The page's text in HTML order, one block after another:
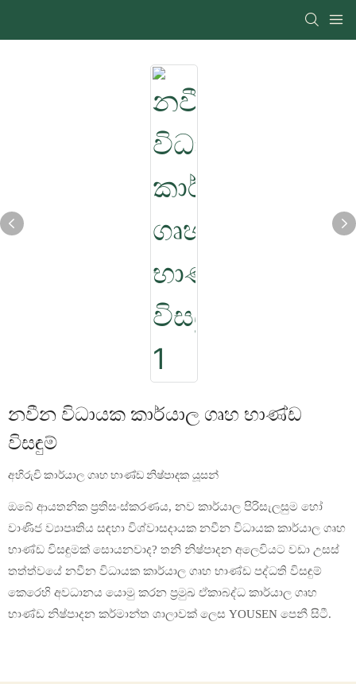
නවීන විධායක කාර්යාල ගෘහ භාණ්ඩ
විසඳුම්
අභිරුචි කාර්යාල ගෘහ භාණ්ඩ නිෂ්පාදක යූසන්
ඔබේ ආයතනික ප්‍රතිසංස්කරණය, නව කාර්යාල පිරිසැලසුම හෝ
වාණිජ ව්‍යාපෘතිය සඳහා විශ්වාසදායක නවීන විධායක කාර්යාල ගෘහ
භාණ්ඩ විසඳුමක් සොයනවාද? තනි නිෂ්පාදන අලෙවියට වඩා උසස්
තත්ත්වයේ නවීන විධායක කාර්යාල ගෘහ භාණ්ඩ පද්ධති විසඳුම්
කෙරෙහි අවධානය යොමු කරන ප්‍රමුඛ ඒකාබද්ධ කාර්යාල ගෘහ
භාණ්ඩ නිෂ්පාදන කර්මාන්ත ශාලාවක් ලෙස YOUSEN පෙනී සිටී.